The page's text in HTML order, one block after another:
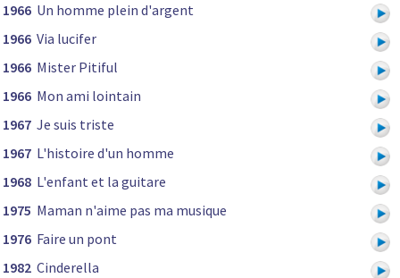
1966 Un homme plein d'argent
1966 Via lucifer
1966 Mister Pitiful
1966 Mon ami lointain
1967 Je suis triste
1967 L'histoire d'un homme
1968 L'enfant et la guitare
1975 Maman n'aime pas ma musique
1976 Faire un pont
1982 Cinderella